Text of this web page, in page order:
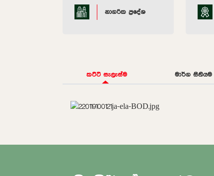
නාගරික ප්‍රදේශ
කට්ටි සැලැස්ම මාර්ග සිතියම